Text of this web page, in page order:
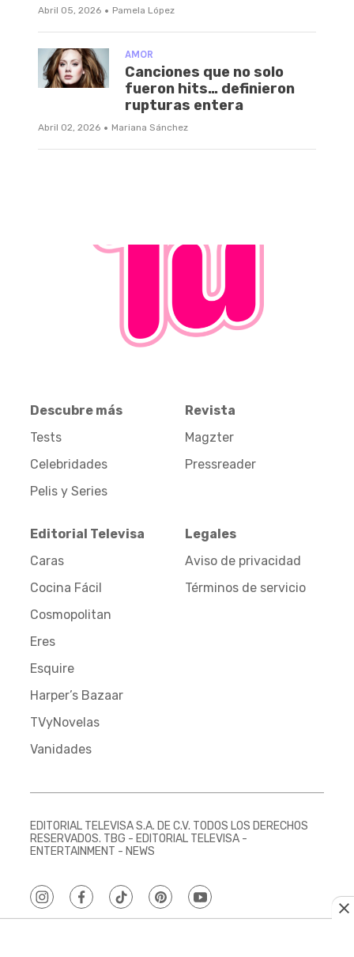
Abril 05, 2026 · Pamela López
AMOR
Canciones que no solo
fueron hits… definieron
rupturas entera
Abril 02, 2026 · Mariana Sánchez
Descubre más
Tests
Celebridades
Pelis y Series
Revista
Magzter
Pressreader
Editorial Televisa
Caras
Cocina Fácil
Cosmopolitan
Eres
Esquire
Harper’s Bazaar
TVyNovelas
Vanidades
Legales
Aviso de privacidad
Términos de servicio
EDITORIAL TELEVISA S.A. DE C.V. TODOS LOS DERECHOS
RESERVADOS. TBG - EDITORIAL TELEVISA -
ENTERTAINMENT - NEWS
instagramfacebooktiktokpinterestyoutube